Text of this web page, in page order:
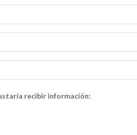
recibir información: